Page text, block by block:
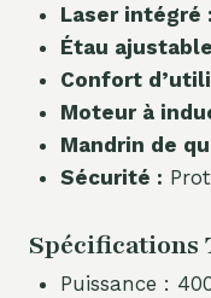
Laser intégré :
Étau
Confort
Moteur à
Mandrin de
Sécurité :
Spécifications
Puissance :